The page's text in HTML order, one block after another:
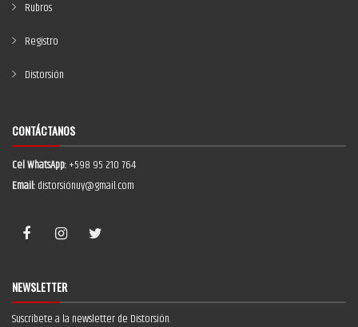
Rubros
Registro
Distorsión
CONTÁCTANOS
Cel WhatsApp:+598 95 210 764
Email:distorsiónuy@gmail.com
NEWSLETTER
Suscríbete a la newsletter de Distorsión.